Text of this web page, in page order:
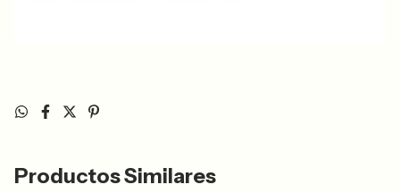
Productos Similares